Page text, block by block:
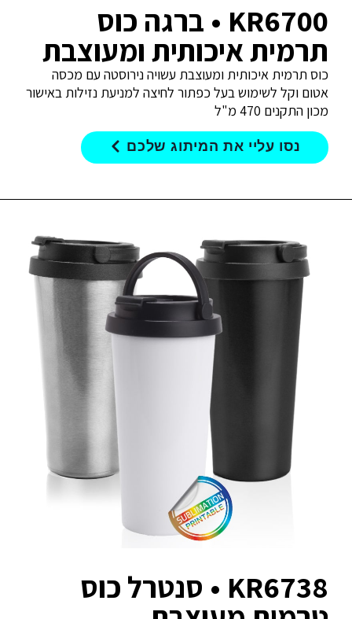
KR6700 • ברגה כוס
תרמית איכותית ומעוצבת
כוס תרמית איכותית ומעוצבת עשויה נירוסטה עם מכסה
אטום וקל לשימוש בעל כפתור לחיצה למניעת נזילות באישור
מכון התקנים 470 מ"ל
נסו עליי את המיתוג שלכם
KR6738 • סנטרל כוס